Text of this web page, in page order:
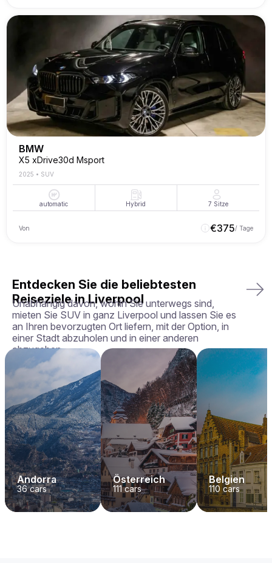
BMW
X5 xDrive30d Msport
2025 • SUV
automatic Hybrid 7 Sitze
Von €375/ Tage
Entdecken Sie die beliebtesten
Reiseziele in Liverpool
Unabhängig davon, wohin Sie unterwegs sind,
mieten Sie SUV in ganz Liverpool und lassen Sie es
an Ihren bevorzugten Ort liefern, mit der Option, in
einer Stadt abzuholen und in einer anderen
abzugeben.
Andorra
36cars
Österreich
111cars
Belgien
110 cars